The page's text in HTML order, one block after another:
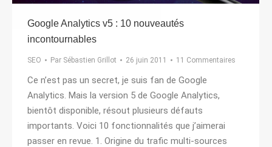
Google Analytics v5 : 10 nouveautés
incontournables
SEO Par Sébastien Grillot 26 juin 2011 11 Commentaires
Ce n’est pas un secret, je suis fan de Google
Analytics. Mais la version 5 de Google Analytics,
bientôt disponible, résout plusieurs défauts
importants. Voici 10 fonctionnalités que j’aimerai
passer en revue. 1. Origine du trafic multi-sources